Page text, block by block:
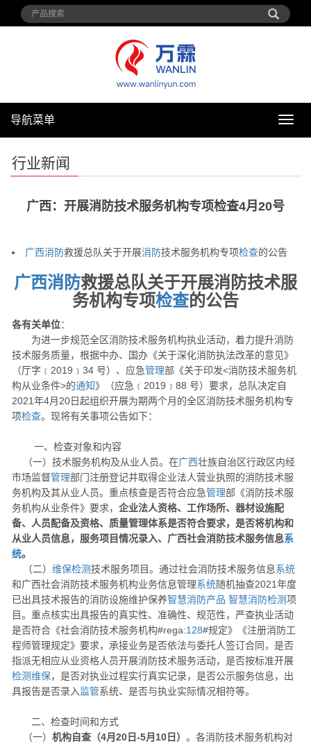
导
导航菜单
行业新闻
广西：开展消防技术服务机构专项检查4月20号
广西消防救援总队关于开展消防技术服务机构专项检查的公告
广西消防救援总队关于开展消防技术服
务机构专项检查的公告
各有关单位：
为进一步规范全区消防技术服务机构执业活动，着力提升消防
技术服务质量，根据中办、国办《关于深化消防执法改革的意见》
（厅字﹝2019﹞34 号）、应急管理部《关于印发<消防技术服务机
构从业条件>的通知》（应急﹝2019﹞88 号）要求，总队决定自
2021年4月20日起组织开展为期两个月的全区消防技术服务机构专
项检查。现将有关事项公告如下：
一、检查对象和内容
（一）技术服务机构及从业人员。在广西壮族自治区行政区内经
市场监督管理部门注册登记并取得企业法人营业执照的消防技术服
务机构及其从业人员。重点核查是否符合应急管理部《消防技术服
务机构从业条件》要求， 企业法人资格、工作场所、器材设施配
备、人员配备及资格、质量管理体系是否符合要求，是否将机构和
从业人员信息，服务项目情况录入、广西社会消防技术服务信息系
统。
（二） 维保检测技术服务项目。通过社会消防技术服务信息系统
和广西社会消防技术服务机构业务信息管理系统随机抽查2021年度
已出具技术报告的消防设施维护保养智慧消防产品 智慧消防检测项
目。重点核实出具报告的真实性、准确性、规范性，严查执业活动
是否符合《社会消防技术服务机构#rega:128#规定》《注册消防工
程师管理规定》要求，承接业务是否依法与委托人签订合同，是否
指派无相应从业资格人员开展消防技术服务活动，是否按标准开展
检测维保，是否对执业过程实行真实记录，是否公示服务信息，出
具报告是否录入监管系统、是否与执业实际情况相符等。
二、检查时间和方式
（一） 机构自查（4月20日-5月10日） 。各消防技术服务机构对